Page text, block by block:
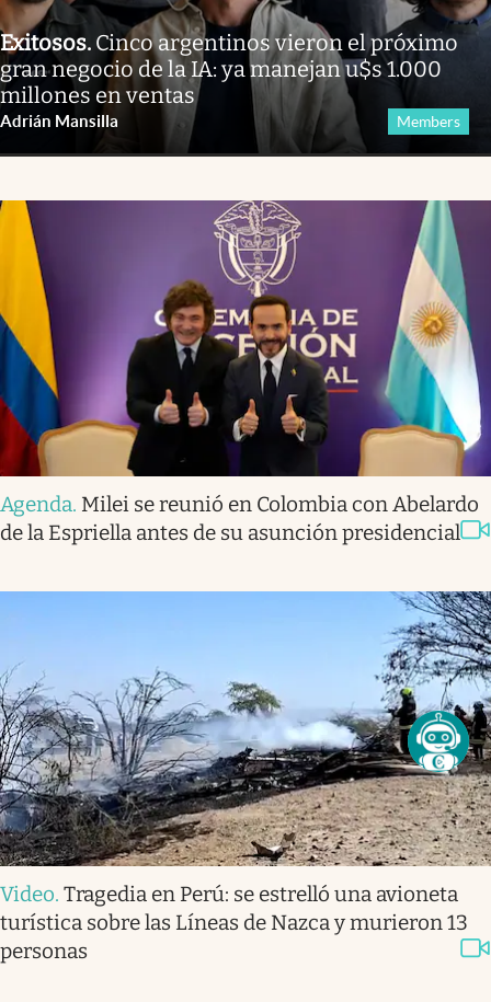
Exitosos. Cinco argentinos vieron el próximo
gran negocio de la IA: ya manejan u$s 1.000
millones en ventas
Adrián Mansilla Members
Agenda. Milei se reunió en Colombia con Abelardo
de la Espriella antes de su asunción presidencial
Video. Tragedia en Perú: se estrelló una avioneta
turística sobre las Líneas de Nazca y murieron 13
personas